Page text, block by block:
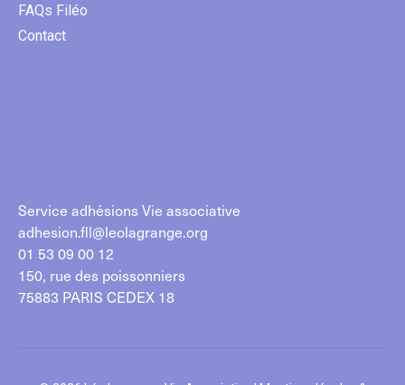
FAQs Filéo
Contact
Service adhésions Vie associative
adhesion.fll@leolagrange.org
01 53 09 00 12
150, rue des poissonniers
75883 PARIS CEDEX 18